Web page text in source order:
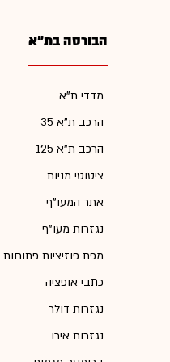
הבורסה בת"א
מדדי ת"א
הרכב ת"א 35
הרכב ת"א 125
ציטוטי מניות
אתר המעו"ף
נגזרות מעו"ף
מפת פוזיציות פתוחות
כתבי אופציה
נגזרות דולר
נגזרות אירו